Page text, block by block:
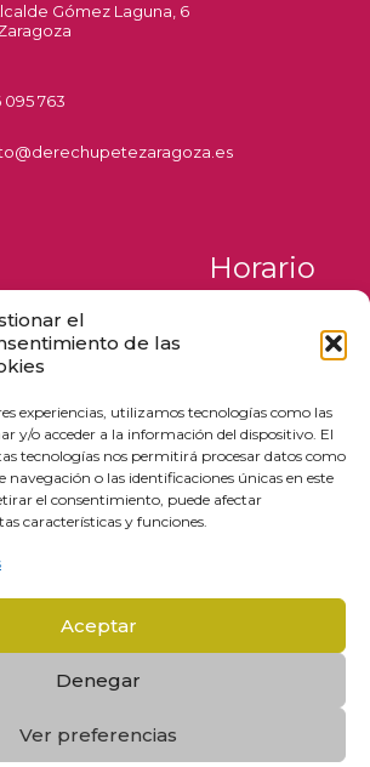
el
de las
experiencias, utilizamos tecnologías como las
y/o acceder a la información del dispositivo. El
tecnologías nos permitirá procesar datos como
o las identificaciones únicas en este
el consentimiento, puede afectar
características y funciones.
Aceptar
Denegar
Ver preferencias
Gómez Laguna, 6
095 763
Horario
de 09:00 a 18:00
Domingos
de 12:00 a 17:00
| Todos los derechos
reservados
Aragón Marketing